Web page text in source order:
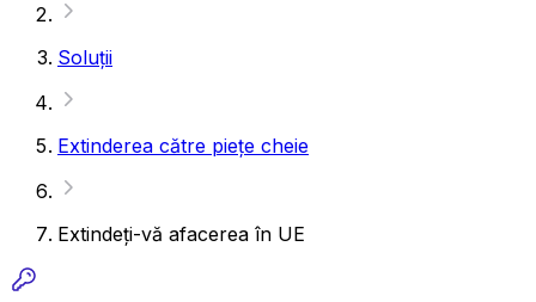
Soluții
Extinderea către piețe cheie
Extindeți-vă afacerea în UE